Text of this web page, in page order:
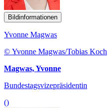
Bildinformationen
Yvonne Magwas
© Yvonne Magwas/Tobias Koch
Magwas, Yvonne
Bundestagsvizepräsidentin
()